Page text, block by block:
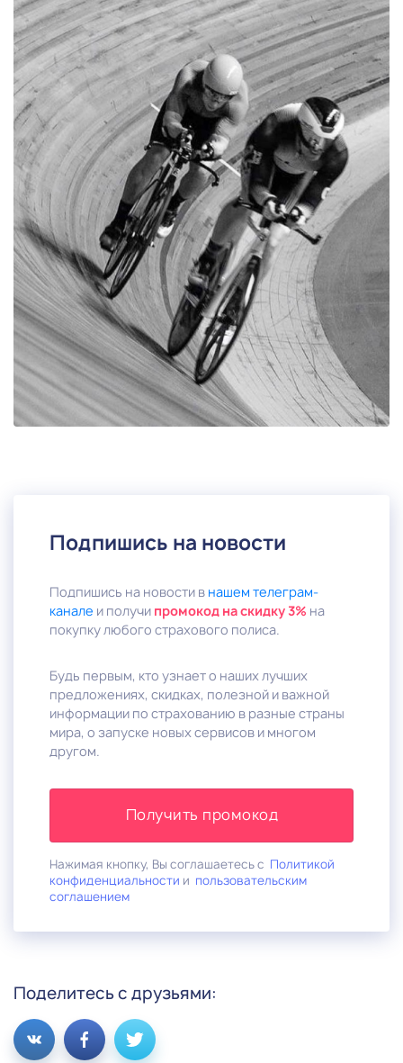
Подпишись на новости
Подпишись на новости в нашем телеграм-
канале и получи промокод на скидку 3% на
покупку любого страхового полиса.
Будь первым, кто узнает о наших лучших
предложениях, скидках, полезной и важной
информации по страхованию в разные страны
мира, о запуске новых сервисов и многом
другом.
Получить промокод
Нажимая кнопку, Вы соглашаетесь с Политикой
конфиденциальности и пользовательским
соглашением
Поделитесь с друзьями: